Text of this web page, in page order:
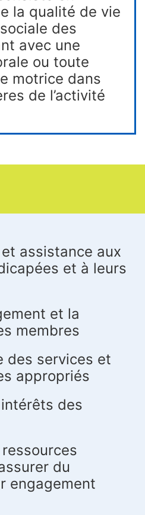
la qualité de vie
des
avec une
ou toute
motrice dans
de l’activité
assistance aux
et à leurs
et la
membres
des services et
appropriés
des
du
engagement